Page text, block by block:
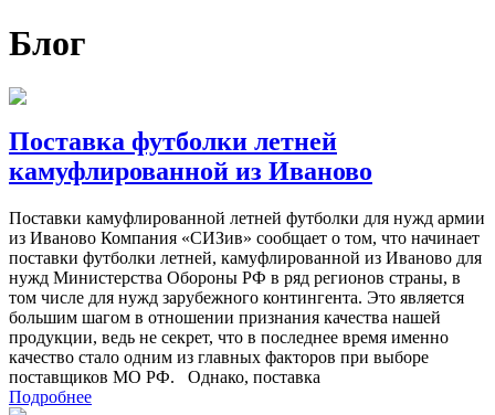
Блог
Поставка футболки летней
камуфлированной из Иваново
Поставки камуфлированной летней футболки для нужд армии
из Иваново Компания «СИЗив» сообщает о том, что начинает
поставки футболки летней, камуфлированной из Иваново для
нужд Министерства Обороны РФ в ряд регионов страны, в
том числе для нужд зарубежного контингента. Это является
большим шагом в отношении признания качества нашей
продукции, ведь не секрет, что в последнее время именно
качество стало одним из главных факторов при выборе
поставщиков МО РФ. Однако, поставка
Подробнее